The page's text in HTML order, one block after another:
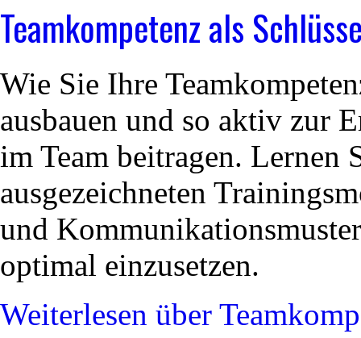
Teamkompetenz als
Wie Sie Ihre
ausbauen und so aktiv zur
im Team beitragen. Lernen
ausgezeichneten
und
optimal einzusetzen.
Weiterlesen über